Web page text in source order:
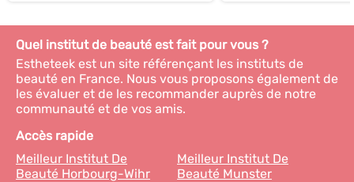
Quel institut de beauté est fait pour vous ?
Estheteek est un site référençant les instituts de
beauté en France. Nous vous proposons également de
les évaluer et de les recommander auprès de notre
communauté et de vos amis.
Accès rapide
Meilleur Institut De
Beauté Horbourg-Wihr
Meilleur Institut De
Beauté Munster